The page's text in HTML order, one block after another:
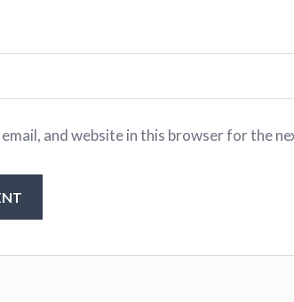
email, and website in this browser for the